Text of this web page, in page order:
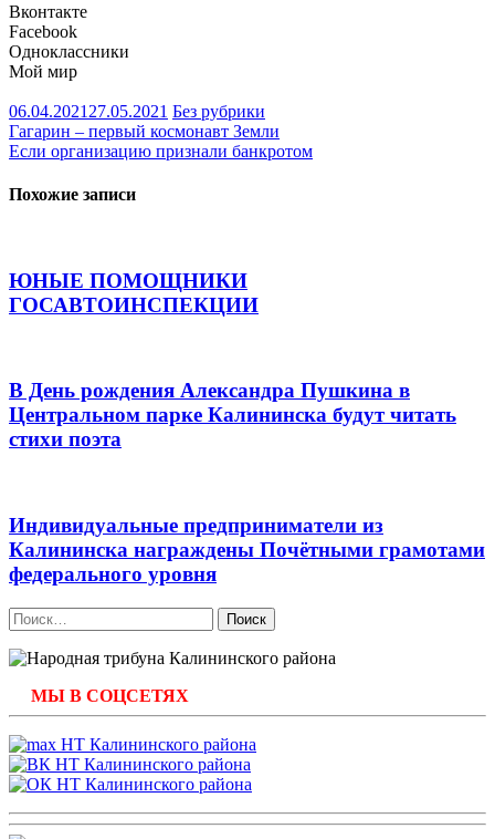
Вконтакте
Facebook
Одноклассники
Мой мир
06.04.2021 27.05.2021 Без рубрики
Навигация
по
записям
Гагарин – первый космонавт Земли
Если организацию признали банкротом
Похожие записи
ЮНЫЕ ПОМОЩНИКИ
ГОСАВТОИНСПЕКЦИИ
В День рождения Александра Пушкина в
Центральном парке Калининска будут читать
стихи поэта
Индивидуальные предприниматели из
Калининска награждены Почётными грамотами
федерального уровня
Найти:
МЫ В СОЦСЕТЯХ